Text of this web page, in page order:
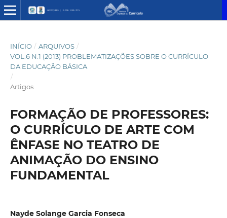
INÍCIO / ARQUIVOS /
VOL.6 N.1 (2013) PROBLEMATIZAÇÕES SOBRE O CURRÍCULO
DA EDUCAÇÃO BÁSICA
/
Artigos
FORMAÇÃO DE PROFESSORES:
O CURRÍCULO DE ARTE COM
ÊNFASE NO TEATRO DE
ANIMAÇÃO DO ENSINO
FUNDAMENTAL
Nayde Solange Garcia Fonseca